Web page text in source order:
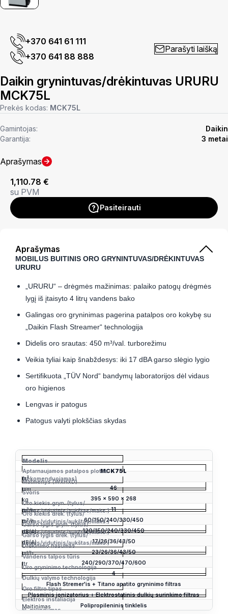
+370 641 61 111
+370 641 88 888
Parašyti laišką
Daikin grynintuvas/drėkintuvas URURU
MCK75L
Prekės kodas: MCK75L
Gamintojas:
Daikin
Garantija:
3 metai
Aprašymas
1,110.78 €
su PVM
Pasiteirauti
Aprašymas
MOBILUS BUITINIS ORO GRYNINTUVAS/DRĖKINTUVAS
URURU
„URURU“ – drėgmės mažinimas: palaiko patogų drėgmės
lygį iš įtaisyto 4 litrų vandens bako
Galingas oro gryninimas pagerina patalpos oro kokybę su
„Daikin Flash Streamer“ technologija
Didelis oro srautas: 450 m³/val. turborežimu
Veikia tyliai kaip šnabždesys: iki 17 dBA garso slėgio lygio
Sertifikuota „TÜV Nord“ bandymų laboratorijos dėl vidaus
oro higienos
Lengvas ir patogus
Patogus valyti plokščias skydas
Modelis
MCK75L
Aptarnaujamos patalpos plotas
(rekomenduojamas)
m²
46
Matmenys (WxHxD)
mm
395 x 590 x 268
Svoris
kg
11
Oro kiekis gryn. (tylus/
žemas/vidutinis/aukštas/maks.)
m³/h
60/150/240/330/450
Oro kiekis drėk. (tylus/
žemas/vidutinis/aukštas/maks.)
m³/h
120/150/240/330/450
Garso lygis gryn. (tylus/
žemas/vidutinis/aukštas/maks.)
dB(A)
17/26/36/43/50
Garso lygis drėk. (tylus/
žemas/vidutinis/aukštas/maks.)
dB(A)
23/26/36/43/50
Drėkinimo našumas
ml/h
240/290/370/470/600
Vandens talpos tūris
ltr.
4
Oro gryninimo technologija
Flash Stremer'is + Titano apatito gryninimo filtras
Dulkių valymo technologija
Plasminis jonizatorius + Elektrostatinis dulkių surinkimo filtras
Oro filtro tipas
Polipropileninis tinklelis
Elektros instaliacija
Maitinimas
El. galingumas